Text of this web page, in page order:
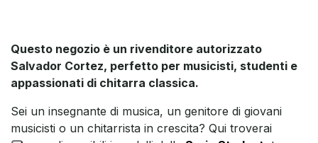
Questo negozio è un rivenditore autorizzato
Salvador Cortez, perfetto per musicisti, studenti e
appassionati di chitarra classica.
Sei un insegnante di musica, un genitore di giovani
musicisti o un chitarrista in crescita? Qui troverai